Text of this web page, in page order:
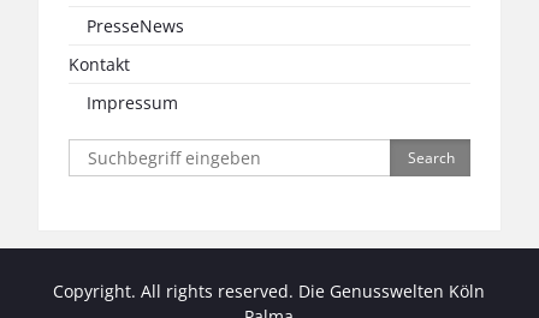
PresseNews
Kontakt
Impressum
Search
for:
Copyright. All rights reserved. Die Genusswelten Köln